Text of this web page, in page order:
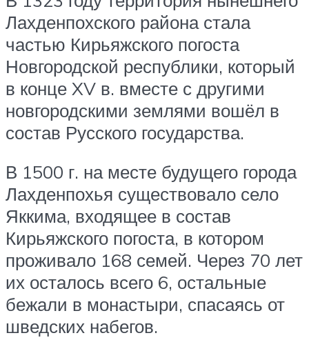
Лахденпохского района стала
частью Кирьяжского погоста
Новгородской республики, который
в конце XV в. вместе с другими
новгородскими землями вошёл в
состав Русского государства.
В 1500 г. на месте будущего города
Лахденпохья существовало село
Яккима, входящее в состав
Кирьяжского погоста, в котором
проживало 168 семей. Через 70 лет
их осталось всего 6, остальные
бежали в монастыри, спасаясь от
шведских набегов.